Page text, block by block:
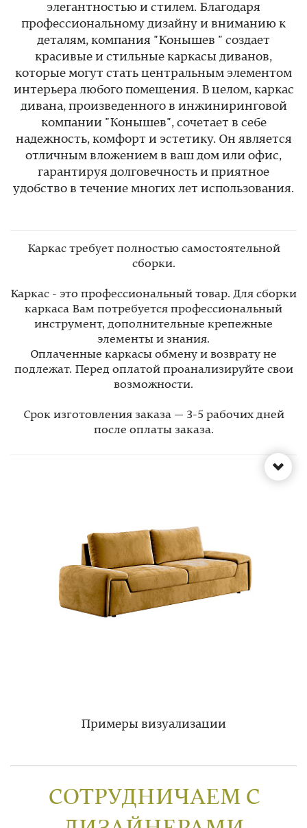
элегантностью и стилем. Благодаря
профессиональному дизайну и вниманию к
деталям, компания "Конышев " создает
красивые и стильные каркасы диванов,
которые могут стать центральным элементом
интерьера любого помещения. В целом, каркас
дивана, произведенного в инжиниринговой
компании "Конышев", сочетает в себе
надежность, комфорт и эстетику. Он является
отличным вложением в ваш дом или офис,
гарантируя долговечность и приятное
удобство в течение многих лет использования.
Каркас требует полностью самостоятельной
сборки.
Каркас - это профессиональный товар. Для сборки
каркаса Вам потребуется профессиональный
инструмент, дополнительные крепежные
элементы и знания.
Оплаченные каркасы обмену и возврату не
подлежат. Перед оплатой проанализируйте свои
возможности.
Срок изготовления заказа — 3-5 рабочих дней
после оплаты заказа.
Примеры визуализации
СОТРУДНИЧАЕМ С